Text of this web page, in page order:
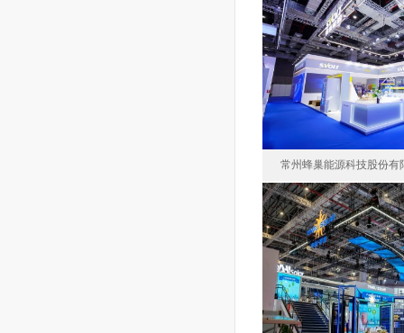
杭州禾邁電力電
中國
面積
常州蜂巢能源科技股份有
常州蜂巢能源科
中國
面積